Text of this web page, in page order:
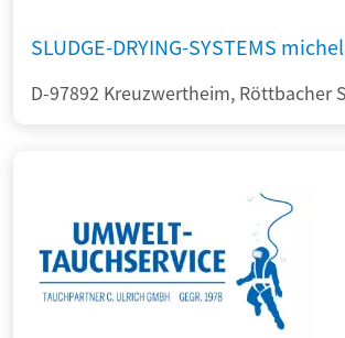
SLUDGE-DRYING-SYSTEMS
D-97892 Kreuzwertheim, Röttbacher